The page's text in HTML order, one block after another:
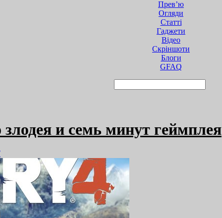
Прев’ю
Огляди
Статті
Гаджети
Відео
Cкріншоти
Блоги
GFAQ
и семь минут геймплея